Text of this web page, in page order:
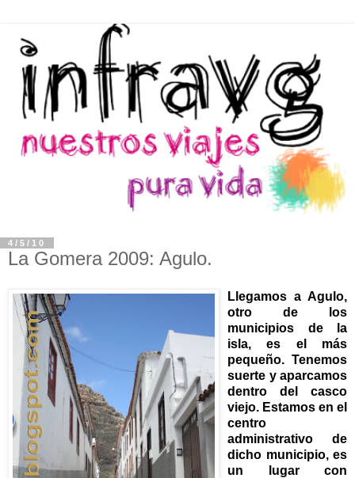
4/5/10
La Gomera 2009: Agulo.
Llegamos a Agulo,
otro de los
municipios de la
isla, es el más
pequeño. Tenemos
suerte y aparcamos
dentro del casco
viejo. Estamos en el
centro
administrativo de
dicho municipio, es
un lugar con